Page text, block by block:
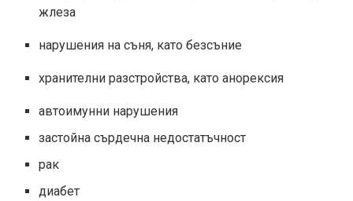
жлеза
нарушения на съня, като безсъние
хранителни разстройства, като анорексия
автоимунни нарушения
застойна сърдечна недостатъчност
рак
диабет